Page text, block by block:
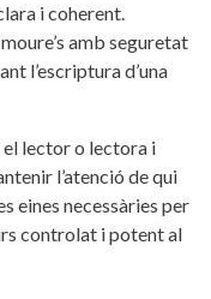
i coherent.
amb seguretat
l’escriptura d’una
el lector o lectora i
l’atenció de qui
eines necessàries per
controlat i potent al